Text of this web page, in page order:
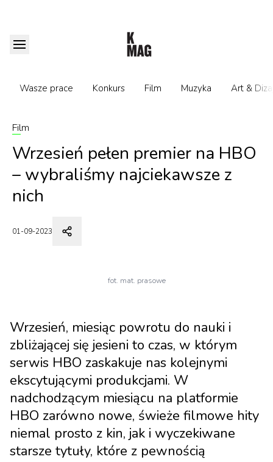
Wasze prace Konkurs Film Muzyka Art &
Film
Wrzesień pełen premier na HBO
– wybraliśmy najciekawsze z
nich
01-09-2023
fot. mat. prasowe
Wrzesień, miesiąc powrotu do nauki i
zbliżającej się jesieni to czas, w którym
serwis HBO zaskakuje nas kolejnymi
ekscytującymi produkcjami. W
nadchodzącym miesiącu na platformie
HBO zarówno nowe, świeże filmowe hity
niemal prosto z kin, jak i wyczekiwane
starsze tytuły, które z pewnością